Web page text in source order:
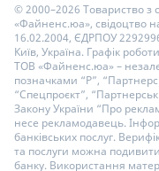
© 2000–2026 Товариство з
«Файненс.юа», свідоцтво
16.02.2004, ЄДРПОУ
Київ, Україна. Графік
ТОВ «Файненс.юа» –
позначками “Р”,
“Спецпроєкт”,
Закону України “Про
несе рекламодавець.
банківських послуг.
та послуги можна
банку. Використання